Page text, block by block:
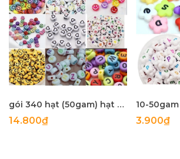
gói 340 hạt (50gam) hạt nhựa tròn 4x7mm in mặt cười, chữ, .... làm handmade, phụ kiện, trang trí tuỳ sở thích
14.800₫ 3.900₫